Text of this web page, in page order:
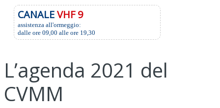
CANALEVHF 9
assistenza all'ormeggio:
dalle ore 09,00 alle ore 19,30
L’agenda 2021 del
CVMM